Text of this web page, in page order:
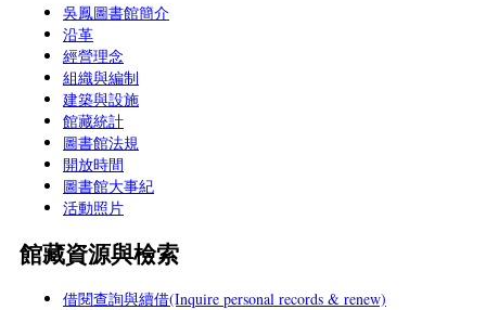
吳鳳圖書館簡介
沿革
經營理念
組織與編制
建築與設施
館藏統計
圖書館法規
開放時間
圖書館大事紀
活動照片
館藏資源與檢索
借閱查詢與續借(Inquire personal records & renew)